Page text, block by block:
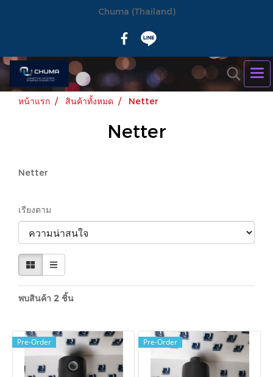
Chuma (Thailand)
หน้าแรก สินค้าทั้งหมด Netter
Netter
Netter
เรียงตาม
พบสินค้า 2 ชิ้น
Pre-Order Pre-Order